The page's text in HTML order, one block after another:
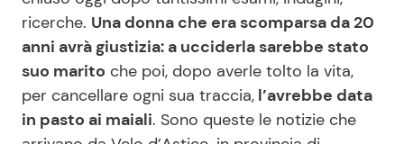
Salute
Viaggi e Turismo
Festività
Ricette Facili e Veloci
Ricette Feste
Ricette per Bambini
ricerche. Una donna che era scomparsa da 20
anni avrà giustizia: a ucciderla sarebbe stato
suo marito che poi, dopo averle tolto la vita,
per cancellare ogni sua traccia, l’avrebbe data
in pasto ai maiali. Sono queste le notizie che